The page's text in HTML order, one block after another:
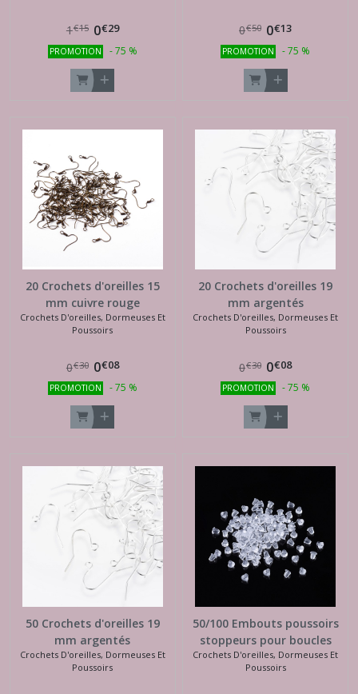
1€15 0€29
PROMOTION -75 %
0€50 0€13
PROMOTION -75 %
20 Crochets d'oreilles 15
mm cuivre rouge
Crochets D'oreilles, Dormeuses Et
Poussoirs
0€30 0€08
PROMOTION -75 %
20 Crochets d'oreilles 19
mm argentés
Crochets D'oreilles, Dormeuses Et
Poussoirs
0€30 0€08
PROMOTION -75 %
50 Crochets d'oreilles 19
mm argentés
Crochets D'oreilles, Dormeuses Et
Poussoirs
50/100 Embouts poussoirs
stoppeurs pour boucles
d'oreilles
Crochets D'oreilles, Dormeuses Et
Poussoirs